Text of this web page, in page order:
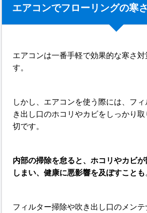
エアコンでフローリングの寒
エアコンは一番手軽で効果的な寒さ
す。
しかし、エアコンを使う際には、フ
き出し口のホコリやカビをしっかり
切です。
内部の掃除を怠ると、ホコリやカビ
しまい、健康に悪影響を及ぼすことも
フィルター掃除や吹き出し口のメン